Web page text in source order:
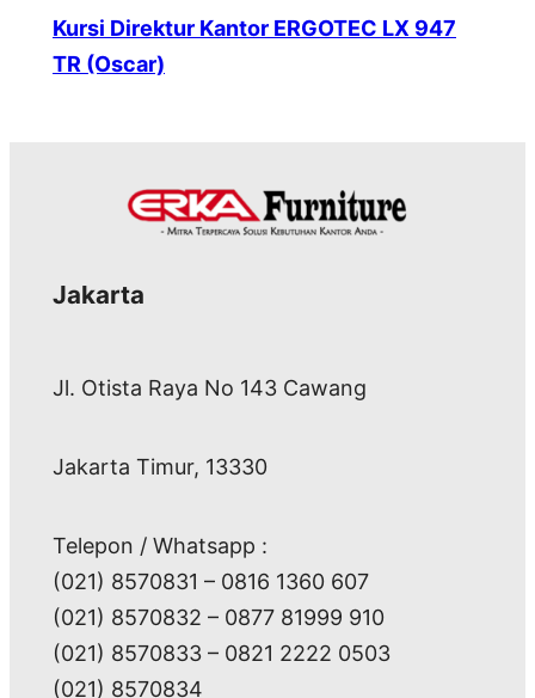
Kursi Direktur Kantor ERGOTEC LX 947
TR (Oscar)
Jakarta
Jl. Otista Raya No 143 Cawang
Jakarta Timur, 13330
Telepon / Whatsapp :
(021) 8570831 – 0816 1360 607
(021) 8570832 – 0877 81999 910
(021) 8570833 – 0821 2222 0503
(021) 8570834